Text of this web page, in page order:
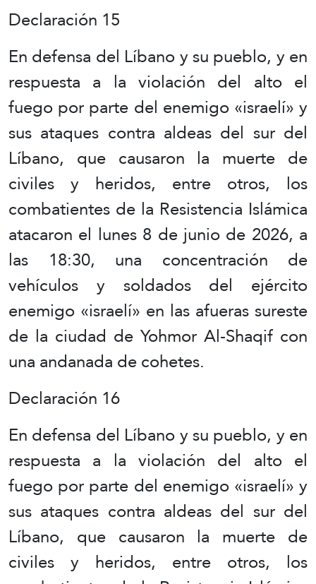
Declaración 15
En defensa del Líbano y su pueblo, y en
respuesta a la violación del alto el
fuego por parte del enemigo «israelí» y
sus ataques contra aldeas del sur del
Líbano, que causaron la muerte de
civiles y heridos, entre otros, los
combatientes de la Resistencia Islámica
atacaron el lunes 8 de junio de 2026, a
las 18:30, una concentración de
vehículos y soldados del ejército
enemigo «israelí» en las afueras sureste
de la ciudad de Yohmor Al-Shaqif con
una andanada de cohetes.
Declaración 16
En defensa del Líbano y su pueblo, y en
respuesta a la violación del alto el
fuego por parte del enemigo «israelí» y
sus ataques contra aldeas del sur del
Líbano, que causaron la muerte de
civiles y heridos, entre otros, los